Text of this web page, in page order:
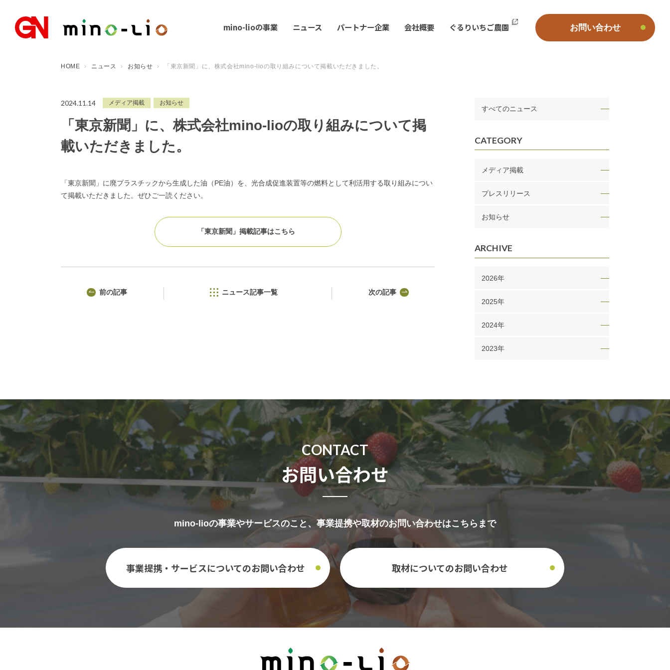
mino-lioの事業 ニュース パートナー企業 会社概要 ぐるりいちご農園 お問い合わせ
HOME ニュース お知らせ 「東京新聞」に、株式会社mino-lioの取り組みについて掲載いただきました。
2024.11.14 メディア掲載 お知らせ
「東京新聞」に、株式会社mino-lioの取り組みについて掲
載いただきました。
「東京新聞」に廃プラスチックから生成した油（PE油）を、光合成促進装置等の燃料として利活用する取り組みについ
て掲載いただきました。ぜひご一読ください。
「東京新聞」掲載記事はこちら
前の記事 ニュース記事一覧 次の記事
すべてのニュース
CATEGORY
メディア掲載
プレスリリース
お知らせ
ARCHIVE
2026年
2025年
2024年
2023年
CONTACT
お問い合わせ
mino-lioの事業やサービスのこと、事業提携や取材のお問い合わせはこちらまで
事業提携・サービスについてのお問い合わせ 取材についてのお問い合わせ